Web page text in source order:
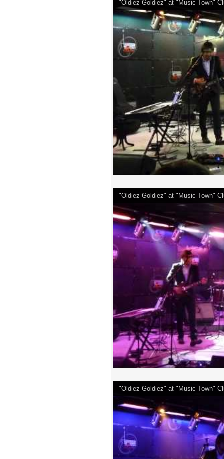
"Oldiez Goldiez" at "Music Town"
"Oldiez Goldiez" at "Music Town"
"Oldiez Goldiez" at "Music Town"